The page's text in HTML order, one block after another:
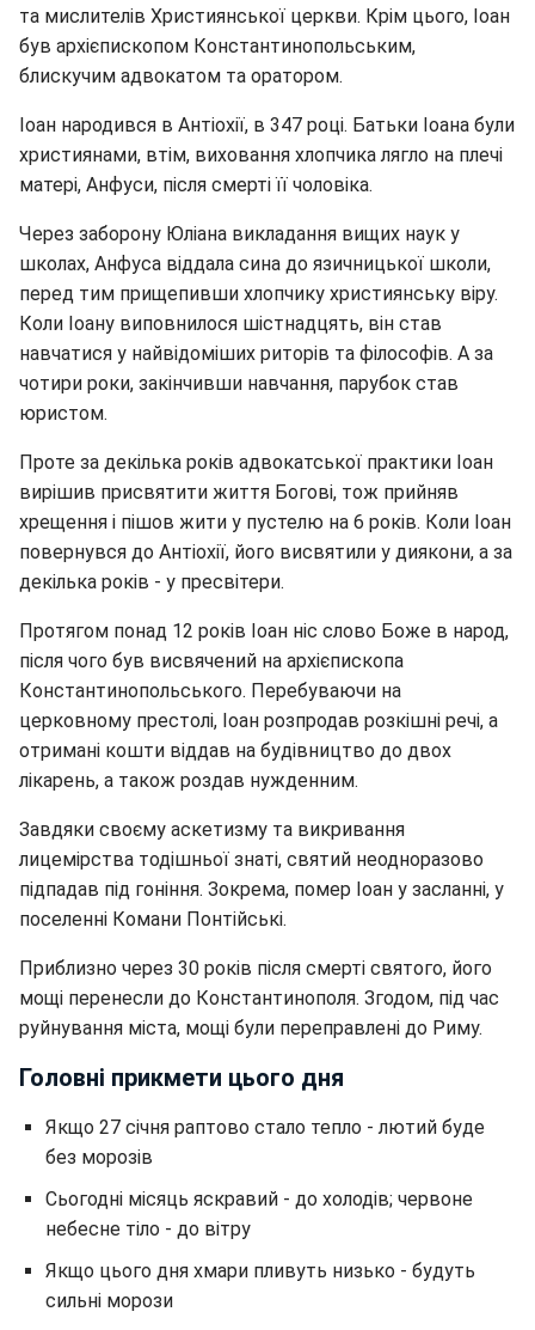
та мислителів Християнської церкви. Крім цього, Іоан
був архієпископом Константинопольським,
блискучим адвокатом та оратором.
Іоан народився в Антіохії, в 347 році. Батьки Іоана були
християнами, втім, виховання хлопчика лягло на плечі
матері, Анфуси, після смерті її чоловіка.
Через заборону Юліана викладання вищих наук у
школах, Анфуса віддала сина до язичницької школи,
перед тим прищепивши хлопчику християнську віру.
Коли Іоану виповнилося шістнадцять, він став
навчатися у найвідоміших риторів та філософів. А за
чотири роки, закінчивши навчання, парубок став
юристом.
Проте за декілька років адвокатської практики Іоан
вирішив присвятити життя Богові, тож прийняв
хрещення і пішов жити у пустелю на 6 років. Коли Іоан
повернувся до Антіохії, його висвятили у диякони, а за
декілька років - у пресвітери.
Протягом понад 12 років Іоан ніс слово Боже в народ,
після чого був висвячений на архієпископа
Константинопольського. Перебуваючи на
церковному престолі, Іоан розпродав розкішні речі, а
отримані кошти віддав на будівництво до двох
лікарень, а також роздав нужденним.
Завдяки своєму аскетизму та викривання
лицемірства тодішньої знаті, святий неодноразово
підпадав під гоніння. Зокрема, помер Іоан у засланні, у
поселенні Комани Понтійські.
Приблизно через 30 років після смерті святого, його
мощі перенесли до Константинополя. Згодом, під час
руйнування міста, мощі були переправлені до Риму.
Головні прикмети цього дня
Якщо 27 січня раптово стало тепло - лютий буде
без морозів
Сьогодні місяць яскравий - до холодів; червоне
небесне тіло - до вітру
Якщо цього дня хмари пливуть низько - будуть
сильні морози